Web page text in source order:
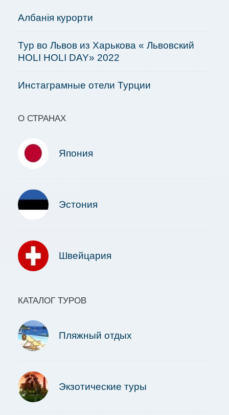
Албанія курорти
Тур во Львов из Харькова « Львовский
HOLI HOLI DAY» 2022
Инстаграмные отели Турции
О СТРАНАХ
Япония
Эстония
Швейцария
КАТАЛОГ ТУРОВ
Пляжный отдых
Экзотические туры